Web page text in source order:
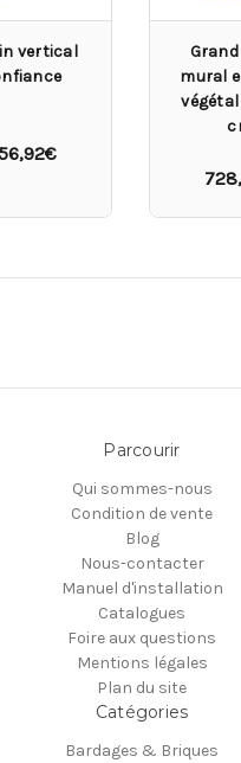
vertical
mural
Parcourir
Qui sommes-nous
Condition de vente
Blog
Nous-contacter
Manuel d'installation
Catalogues
Foire aux questions
Mentions légales
Plan du site
Catégories
Bardages & Briques